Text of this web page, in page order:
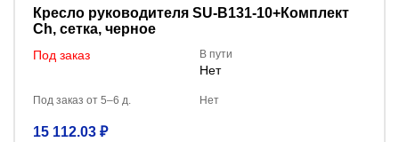
Кресло руководителя SU-B131-10+Комплект
Ch, сетка, черное
Под заказ В пути
Нет
Под заказ от 5–6 д. Нет
15 112.03 ₽